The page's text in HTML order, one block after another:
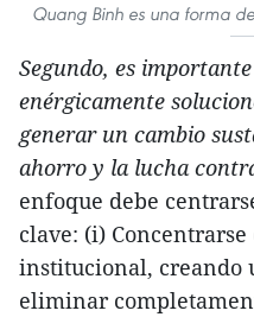
Quang Binh es una forma
Segundo, es
enérgicamente
generar un cambio
ahorro y la lucha
enfoque debe
clave: (i)
institucional, creando
eliminar